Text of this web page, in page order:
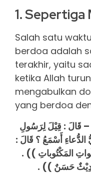
1. Sepertiga
Salah satu
berdoa adalah
terakhir, yaitu
ketika Allah
mengabulkan
yang berdoa
– قَالَ : قِيْلَ لِرَسُولِ
أَسْمَعُ ؟ قَالَ :
المَكْتُوباتِ )) .
حَسَنٌ )) .